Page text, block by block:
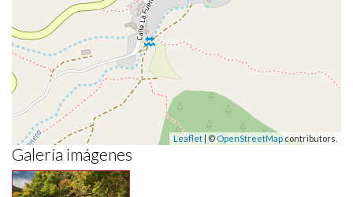
Leaflet | © OpenStreetMapcontributors.
Galería imágenes